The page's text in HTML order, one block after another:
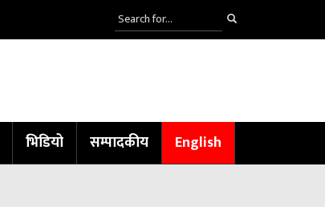
भिडियो सम्पादकीय English